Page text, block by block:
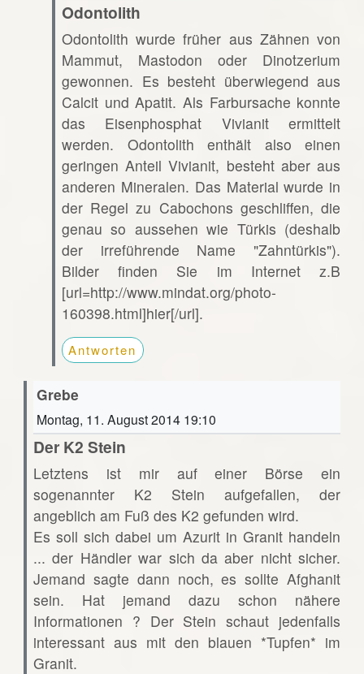
Odontolith
Odontolith wurde früher aus Zähnen von
Mammut, Mastodon oder Dinotzerium
gewonnen. Es besteht überwiegend aus
Calcit und Apatit. Als Farbursache konnte
das Eisenphosphat Vivianit ermittelt
werden. Odontolith enthält also einen
geringen Anteil Vivianit, besteht aber aus
anderen Mineralen. Das Material wurde in
der Regel zu Cabochons geschliffen, die
genau so aussehen wie Türkis (deshalb
der irreführende Name "Zahntürkis").
Bilder finden Sie im Internet z.B
[url=http://www.mindat.org/photo-
160398.html]hier[/url].
Antworten
Grebe
Montag, 11. August 2014 19:10
Der K2 Stein
Letztens ist mir auf einer Börse ein
sogenannter K2 Stein aufgefallen, der
angeblich am Fuß des K2 gefunden wird.
Es soll sich dabei um Azurit in Granit handeln
... der Händler war sich da aber nicht sicher.
Jemand sagte dann noch, es sollte Afghanit
sein. Hat jemand dazu schon nähere
Informationen ? Der Stein schaut jedenfalls
interessant aus mit den blauen *Tupfen* im
Granit.